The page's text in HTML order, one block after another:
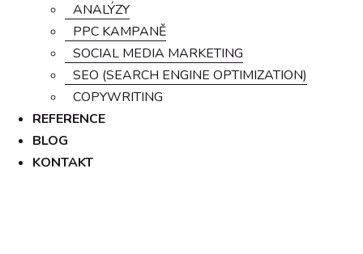
ANALÝZY
PPC KAMPANĚ
SOCIAL MEDIA MARKETING
SEO (SEARCH ENGINE OPTIMIZATION)
COPYWRITING
REFERENCE
BLOG
KONTAKT
AZ-TRADE
0
Facebook,Google Ads,PPC,Sklik,
zboží,výkonnostní marketing
Vydejte se v
podnikání